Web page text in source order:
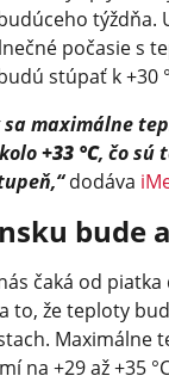
týždňa.
počasie s
stúpať k +30
sa maximálne
+33 °C, čo sú
dodáva
bude
čaká od piatka
to, že teploty
Maximálne
na +29 až +35